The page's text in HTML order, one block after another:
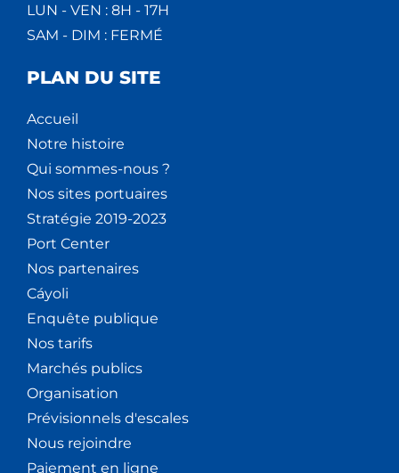
LUN - VEN : 8H - 17H
SAM - DIM : FERMÉ
PLAN DU SITE
Accueil
Notre histoire
Qui sommes-nous ?
Nos sites portuaires
Stratégie 2019-2023
Port Center
Nos partenaires
Cáyoli
Enquête publique
Nos tarifs
Marchés publics
Organisation
Prévisionnels d'escales
Nous rejoindre
Paiement en ligne